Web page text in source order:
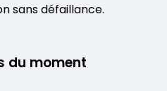
sans défaillance.
du moment